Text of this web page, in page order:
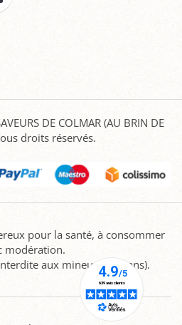
DE COLMAR (AU BRIN DE
droits réservés.
pour la santé, à consommer
modération.
aux mineurs (-18 ans).